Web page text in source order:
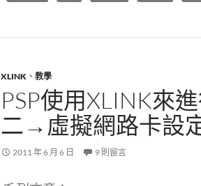
XLINK 、 教學
PSP使用XLINK來
二→虛擬網路卡設
2011 年 6 月 6 日 9 則留言